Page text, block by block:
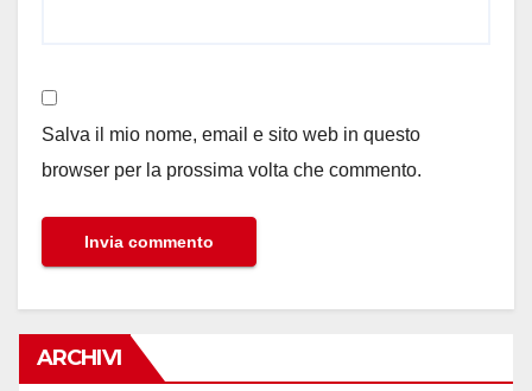
Salva il mio nome, email e sito web in questo
browser per la prossima volta che commento.
ARCHIVI